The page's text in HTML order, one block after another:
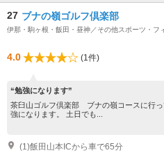
27 ブナの嶺ゴルフ倶楽部
伊那・駒ヶ根・飯田・昼神／その他スポーツ・フ
4.0 (1件)
“勉強になります”
茶臼山ゴルフ倶楽部 ブナの嶺コースに行
強になります。 土日でも...
(1)飯田山本ICから車で65分